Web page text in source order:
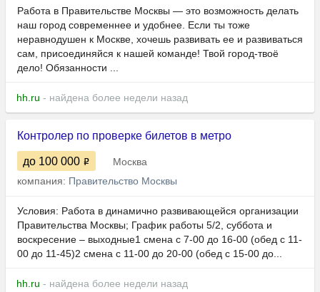
Работа в Правительстве Москвы — это возможность делать
наш город современнее и удобнее. Если ты тоже
неравнодушен к Москве, хочешь развивать ее и развиваться
сам, присоединяйся к нашей команде! Твой город-твоё
дело! Обязанности ...
hh.ru - найдена более недели назад
Контролер по проверке билетов в метро
до 100 000
Москва
компания: Правительство Москвы
Условия: Работа в динамично развивающейся организации
Правительства Москвы; График работы 5/2, cуббота и
воскресение – выходные1 смена с 7-00 до 16-00 (обед с 11-
00 до 11-45)2 смена с 11-00 до 20-00 (обед с 15-00 до...
hh.ru - найдена более недели назад